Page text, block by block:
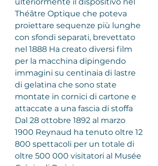
Théâtre Optique che poteva
proiettare sequenze più lunghe
con sfondi separati, brevettato
nel 1888 Ha creato diversi film
per la macchina dipingendo
immagini su centinaia di lastre
di gelatina che sono state
montate in cornici di cartone e
attaccate a una fascia di stoffa
Dal 28 ottobre 1892 al marzo
1900 Reynaud ha tenuto oltre 12
800 spettacoli per un totale di
oltre 500 000 visitatori al Musée